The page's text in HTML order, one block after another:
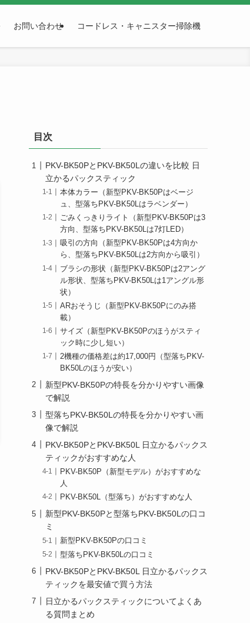
お問い合わせ コードレス・キャニスター掃除機
目次
PKV-BK50PとPKV-BK50Lの違いを比較 日
立かるパックスティック
本体カラー（新型PKV-BK50Pはベージ
ュ、型落ちPKV-BK50Lはラベンダー）
ごみくっきりライト（新型PKV-BK50Pは3
方向、型落ちPKV-BK50Lは7灯LED）
吸引の方向（新型PKV-BK50Pは4方向か
ら、型落ちPKV-BK50Lは2方向から吸引）
ブラシの形状（新型PKV-BK50Pは2アング
ル形状、型落ちPKV-BK50Lは1アングル形
状）
ARおそうじ（新型PKV-BK50Pにのみ搭
載）
サイズ（新型PKV-BK50Pのほうがスティ
ック時に少し短い）
2機種の価格差は約17,000円（型落ちPKV-
BK50Lのほうが安い）
新型PKV-BK50Pの特長を分かりやすい画像
で解説
型落ちPKV-BK50Lの特長を分かりやすい画
像で解説
PKV-BK50PとPKV-BK50L 日立かるパックス
ティックがおすすめな人
PKV-BK50P（新型モデル）がおすすめな
人
PKV-BK50L（型落ち）がおすすめな人
新型PKV-BK50Pと型落ちPKV-BK50Lの口コ
ミ
新型PKV-BK50Pの口コミ
型落ちPKV-BK50Lの口コミ
PKV-BK50PとPKV-BK50L 日立かるパックス
ティックを最安値で買う方法
日立かるパックスティックについてよくあ
る質問まとめ